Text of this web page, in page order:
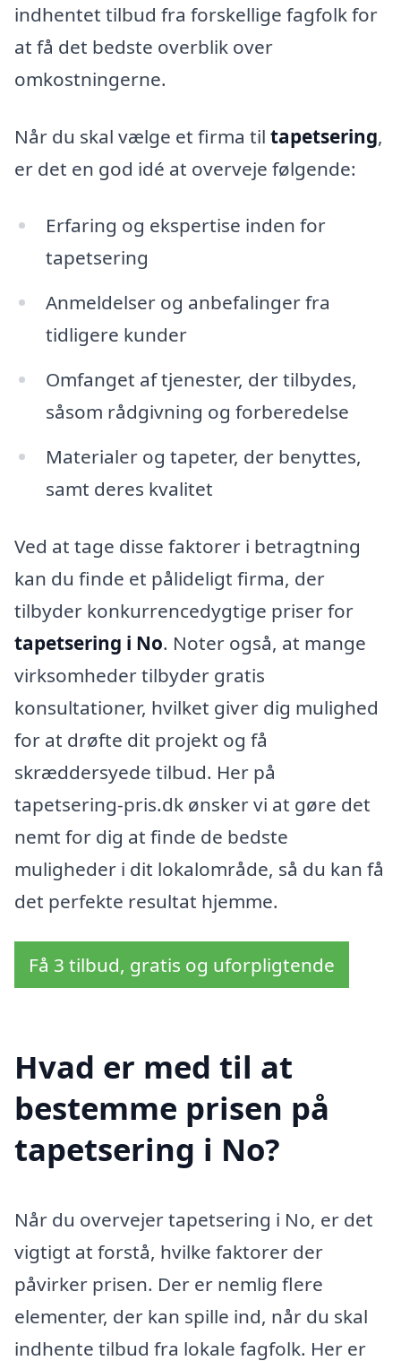
indhentet tilbud fra forskellige fagfolk for
at få det bedste overblik over
omkostningerne.
Når du skal vælge et firma til tapetsering,
er det en god idé at overveje følgende:
Erfaring og ekspertise inden for
tapetsering
Anmeldelser og anbefalinger fra
tidligere kunder
Omfanget af tjenester, der tilbydes,
såsom rådgivning og forberedelse
Materialer og tapeter, der benyttes,
samt deres kvalitet
Ved at tage disse faktorer i betragtning
kan du finde et pålideligt firma, der
tilbyder konkurrencedygtige priser for
tapetsering i No. Noter også, at mange
virksomheder tilbyder gratis
konsultationer, hvilket giver dig mulighed
for at drøfte dit projekt og få
skræddersyede tilbud. Her på
tapetsering-pris.dk ønsker vi at gøre det
nemt for dig at finde de bedste
muligheder i dit lokalområde, så du kan få
det perfekte resultat hjemme.
Få 3 tilbud, gratis og uforpligtende
Hvad er med til at
bestemme prisen på
tapetsering i No?
Når du overvejer tapetsering i No, er det
vigtigt at forstå, hvilke faktorer der
påvirker prisen. Der er nemlig flere
elementer, der kan spille ind, når du skal
indhente tilbud fra lokale fagfolk. Her er